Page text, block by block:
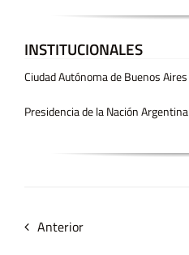
INSTITUCIONALES
Ciudad Autónoma de Buenos Aires
Presidencia de la Nación Argentina
Anterior